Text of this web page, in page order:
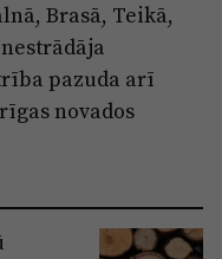
Brasā, Teikā,
pazuda arī
novados